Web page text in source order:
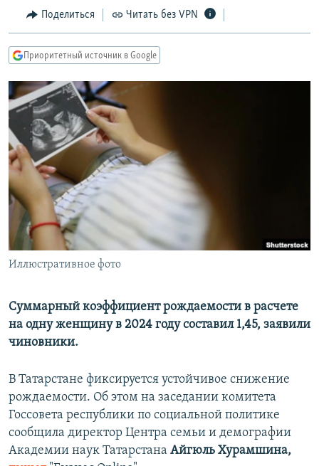
навигации
Вернутся
IDEL.РЕАЛИИ
КАВКАЗ.РЕАЛИИ
СИБИРЬ.РЕАЛИИ
РАСПИСАНИЕ ВЕЩАНИЯ
ПОДПИШИТЕСЬ НА РАССЫЛКУ
СОЦИАЛЬНЫЕ СЕТИ
Поделиться Читать без VPN
Приоритетный источник в Google
Иллюстративное фото
Суммарный коэффициент рождаемости в расчете
на одну женщину в 2024 году составил 1,45, заявили
чиновники.
В Татарстане фиксируется устойчивое снижение
рождаемости. Об этом на заседании комитета
Госсовета республики по социальной политике
сообщила директор Центра семьи и демографии
Академии наук Татарстана Айгюль Хурамшина,